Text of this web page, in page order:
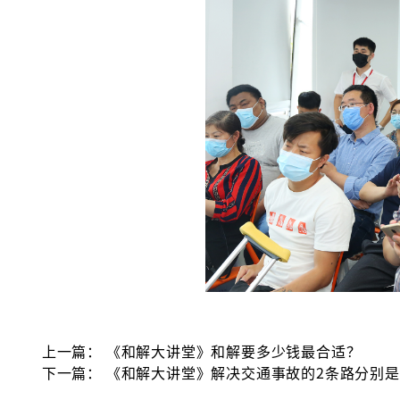
上一篇：
《和解大讲堂》和解要多少钱最合适？
下一篇：
《和解大讲堂》解决交通事故的2条路分别